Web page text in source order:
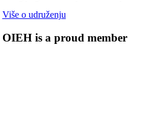
Više o udruženju
OIEH is a proud member